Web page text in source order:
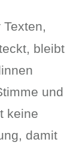
bleibt
und
keine
damit